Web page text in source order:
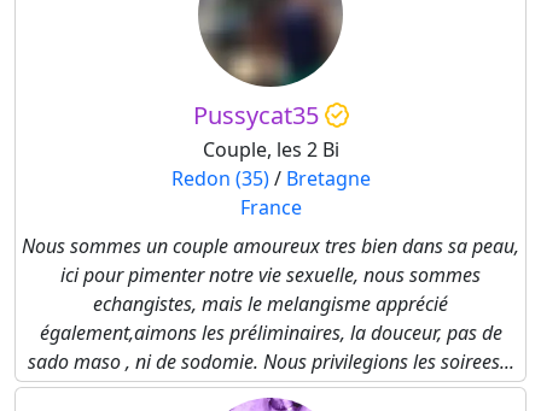
Pussycat35
Couple, les 2 Bi
Redon (35)/ Bretagne
France
Nous sommes un couple amoureux tres bien dans sa peau,
ici pour pimenter notre vie sexuelle, nous sommes
echangistes, mais le melangisme apprécié
également,aimons les préliminaires, la douceur, pas de
sado maso , ni de sodomie. Nous privilegions les soirees...